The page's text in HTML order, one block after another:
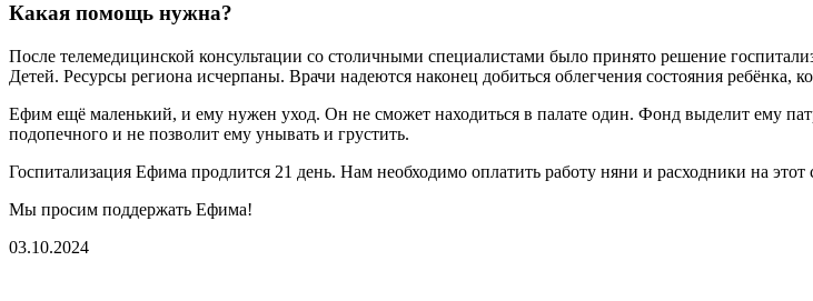
Какая помощь нужна?
После телемедицинской консультации со столичными специалистами было принято решение
Детей. Ресурсы региона исчерпаны. Врачи надеются наконец добиться облегчения состояния ребёнка,
Ефим ещё маленький, и ему нужен уход. Он не сможет находиться в палате один. Фонд выделит ему
подопечного и не позволит ему унывать и грустить.
Госпитализация Ефима продлится 21 день. Нам необходимо оплатить работу няни и расходники на этот
Мы просим поддержать Ефима!
03.10.2024